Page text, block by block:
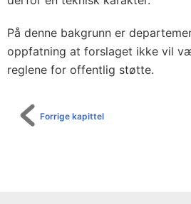
På denne bakgrunn er
oppfatning at forslaget ikke vil
reglene for offentlig støtte.
Forrige kapittel